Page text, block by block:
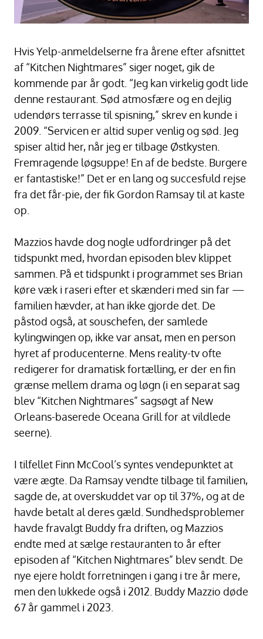
Hvis Yelp-anmeldelserne fra årene efter afsnittet
af “Kitchen Nightmares” siger noget, gik de
kommende par år godt. “Jeg kan virkelig godt lide
denne restaurant. Sød atmosfære og en dejlig
udendørs terrasse til spisning,” skrev en kunde i
2009. “Servicen er altid super venlig og sød. Jeg
spiser altid her, når jeg er tilbage Østkysten.
Fremragende løgsuppe! En af de bedste. Burgere
er fantastiske!” Det er en lang og succesfuld rejse
fra det får-pie, der fik Gordon Ramsay til at kaste
op.
Mazzios havde dog nogle udfordringer på det
tidspunkt med, hvordan episoden blev klippet
sammen. På et tidspunkt i programmet ses Brian
køre væk i raseri efter et skænderi med sin far —
familien hævder, at han ikke gjorde det. De
påstod også, at souschefen, der samlede
kylingwingen op, ikke var ansat, men en person
hyret af producenterne. Mens reality-tv ofte
redigerer for dramatisk fortælling, er der en fin
grænse mellem drama og løgn (i en separat sag
blev “Kitchen Nightmares” sagsøgt af New
Orleans-baserede Oceana Grill for at vildlede
seerne).
I tilfellet Finn McCool’s syntes vendepunktet at
være ægte. Da Ramsay vendte tilbage til familien,
sagde de, at overskuddet var op til 37%, og at de
havde betalt al deres gæld. Sundhedsproblemer
havde fravalgt Buddy fra driften, og Mazzios
endte med at sælge restauranten to år efter
episoden af “Kitchen Nightmares” blev sendt. De
nye ejere holdt forretningen i gang i tre år mere,
men den lukkede også i 2012. Buddy Mazzio døde
67 år gammel i 2023.